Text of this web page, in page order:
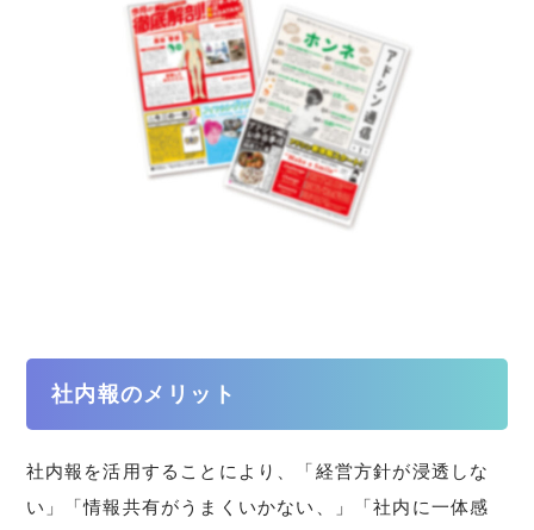
社内報のメリット
社内報を活用することにより、「経営方針が浸透しな
い」「情報共有がうまくいかない、」「社内に一体感